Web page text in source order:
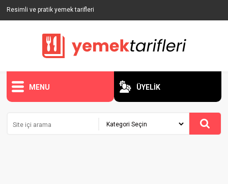
Resimli ve pratik yemek tarifleri
MENU ÜYELİK